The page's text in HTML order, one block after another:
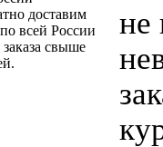
доставим
всей России
свыше
не